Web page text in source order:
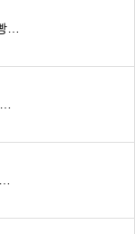
좌식근무/특근없이 잔업만/주급빵빵하게 지원/단순포장/통근운행/2교대